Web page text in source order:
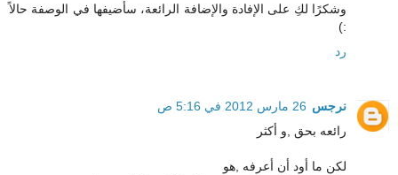
وشكرًا لكِ على الإفادة والإضافة الرائعة، سأضيفها في الوصفة حالاً
:)
رد
نرجس 26 مارس 2012 في 5:16 ص
رائعه بحق ,و أكثر
لكن ما أود أن أعرفه ,هو